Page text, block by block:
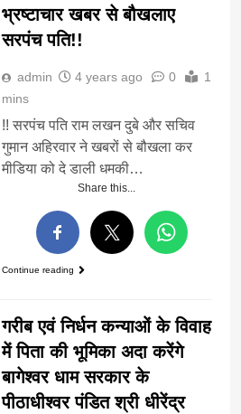
भ्रष्टाचार खबर से बौखलाए
सरपंच पति!!
admin 4 years ago 0
1
mins
!! सरपंच पति राम लखन दुबे और सचिव
गुमान अहिरवार ने खबरों से बौखला कर
मीडिया को दे डाली धमकी…
Share this...
Continue reading
गरीब एवं निर्धन कन्याओं के विवाह
में पिता की भूमिका अदा करेंगे
बागेश्वर धाम सरकार के
पीठाधीश्वर पंडित श्री धीरेंद्र